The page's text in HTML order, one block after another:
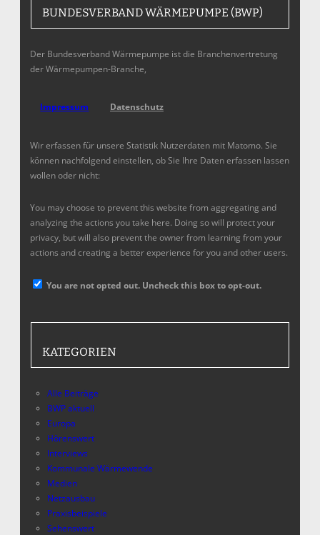
BUNDESVERBAND WÄRMEPUMPE (BWP)
Der Bundesverband Wärmepumpe ist die Branchenvertretung
der Wärmepumpen-Branche,
Impressum Datenschutz
Wir erfassen für unsere Statistik Nutzerdaten mit Matomo. Sie
können nachfolgend einstellen, ob Sie Ihre Daten erfassen lassen
wollen oder nicht:
You may choose to prevent this website from aggregating and
analyzing the actions you take here. Doing so will protect your
privacy, but will also prevent the owner from learning from your
actions and creating a better experience for you and other users.
You are not opted out. Uncheck this box to opt-out.
KATEGORIEN
Alle Beiträge
BWP aktuell
Europa
Hörenswert
Interviews
Kommunale Wärmewende
Medien
Netzausbau
Praxisbeispiele
Sehenswert